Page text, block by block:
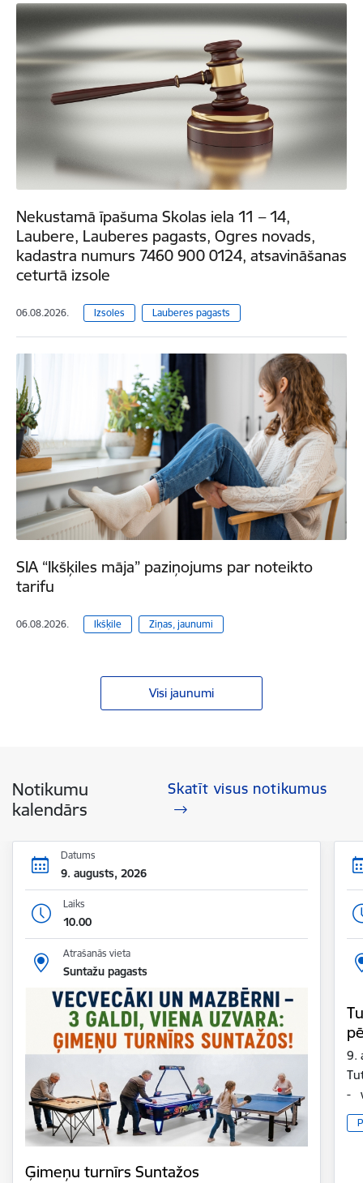
Nekustamā īpašuma Skolas iela 11 – 14,
Laubere, Lauberes pagasts, Ogres novads,
kadastra numurs 7460 900 0124, atsavināšanas
ceturtā izsole
06.08.2026. Izsoles Lauberes pagasts
SIA “Ikšķiles māja” paziņojums par noteikto
tarifu
06.08.2026. Ikšķile Ziņas, jaunumi
Visi jaunumi
Notikumu
kalendārs
Skatīt visus notikumus
Datums
9. augusts, 2026
Laiks
10.00
Atrašanās vieta
Suntažu pagasts
Ģimeņu turnīrs Suntažos
9.
-